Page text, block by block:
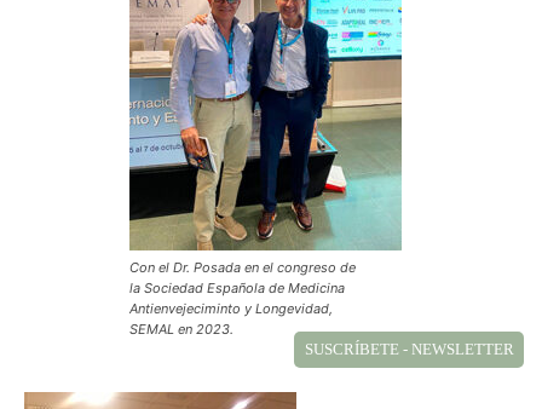
Con el Dr. Posada en el congreso de
la Sociedad Española de Medicina
Antienvejeciminto y Longevidad,
SEMAL en 2023.
SUSCRÍBETE - NEWSLETTER